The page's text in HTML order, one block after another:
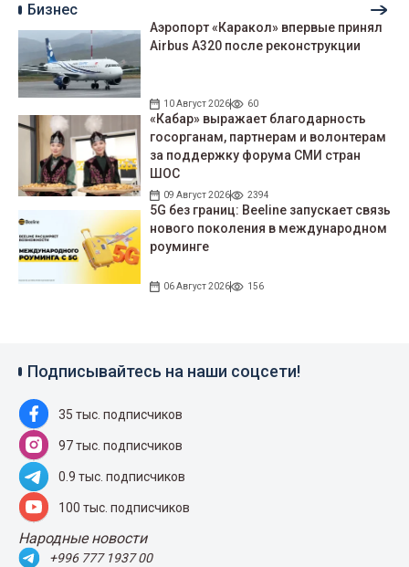
Бизнес
Аэропорт «Каракол» впервые принял
Airbus A320 после реконструкции
10 Август 2026 60
«Кабар» выражает благодарность
госорганам, партнерам и волонтерам
за поддержку форума СМИ стран
ШОС
09 Август 2026 2394
5G без границ: Beeline запускает связь
нового поколения в международном
роуминге
06 Август 2026 156
Подписывайтесь на наши соцсети!
35 тыс. подписчиков
97 тыс. подписчиков
0.9 тыс. подписчиков
100 тыс. подписчиков
Народные новости
+996 777 1937 00